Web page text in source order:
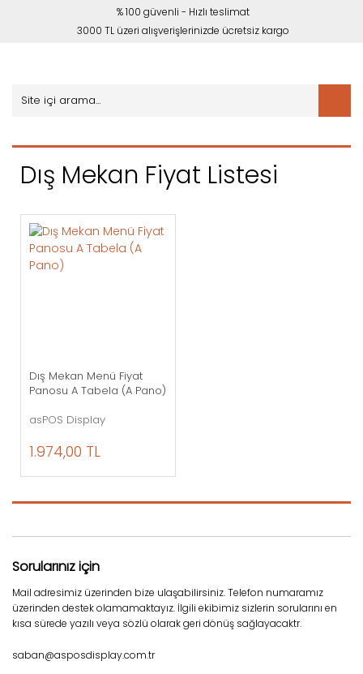
% 100 güvenli - Hızlı teslimat
3000 TL üzeri alışverişlerinizde ücretsiz kargo
Dış Mekan Fiyat Listesi
Dış Mekan Menü Fiyat
Panosu A Tabela (A Pano)
asPOS Display
1.974,00 TL
Sorularınız için
Mail adresimiz üzerinden bize ulaşabilirsiniz. Telefon numaramız
üzerinden destek olamamaktayız. İlgili ekibimiz sizlerin sorularını en
kısa sürede yazılı veya sözlü olarak geri dönüş sağlayacaktr.
saban@asposdisplay.com.tr